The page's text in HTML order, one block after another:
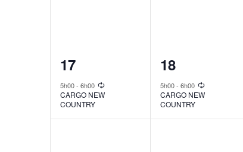
1
event,
17
5h00- 6h00
CARGO NEW
COUNTRY
1
event,
18
5h00- 6h00
CARGO NEW
COUNTRY